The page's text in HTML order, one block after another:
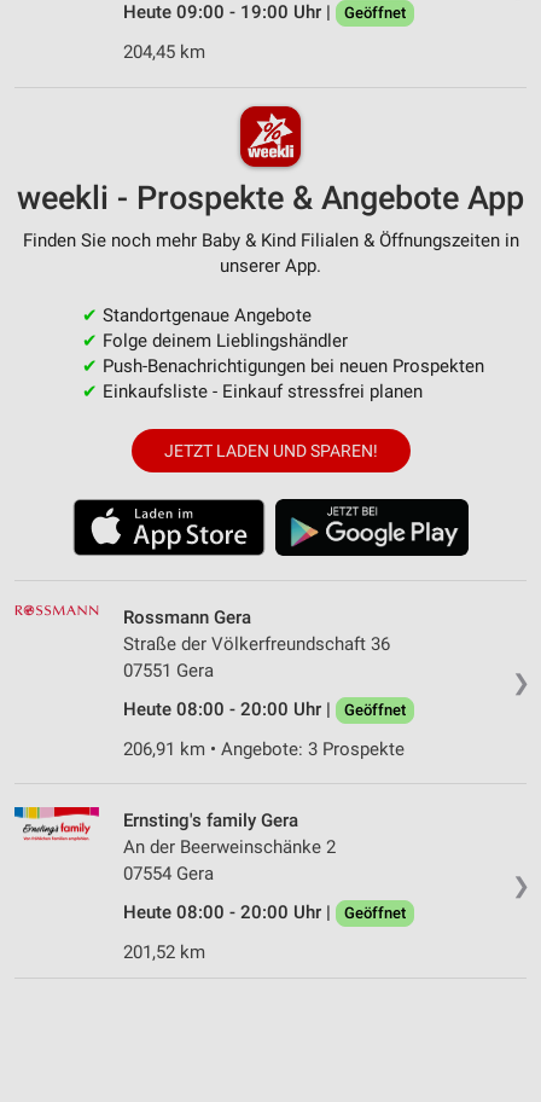
Heute 09:00 - 19:00 Uhr |
Geöffnet
204,45 km
weekli - Prospekte & Angebote App
Finden Sie noch mehr Baby & Kind Filialen & Öffnungszeiten in
unserer App.
✔ Standortgenaue Angebote
✔ Folge deinem Lieblingshändler
✔ Push-Benachrichtigungen bei neuen Prospekten
✔ Einkaufsliste - Einkauf stressfrei planen
JETZT LADEN UND SPAREN!
❯
Rossmann Gera
Straße der Völkerfreundschaft 36
07551 Gera
Heute 08:00 - 20:00 Uhr |
Geöffnet
206,91 km • Angebote: 3 Prospekte
❯
Ernsting's family Gera
An der Beerweinschänke 2
07554 Gera
Heute 08:00 - 20:00 Uhr |
Geöffnet
201,52 km